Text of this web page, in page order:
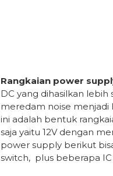
Rangkaian power
DC yang dihasilkan
meredam noise menjadi
ini adalah bentuk
saja yaitu 12V dengan
power supply berikut
switch, plus beberapa